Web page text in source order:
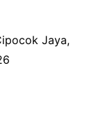
Jaya,